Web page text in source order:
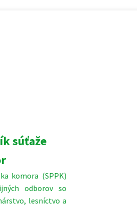
súťaže
komora (SPPK)
odborov so
lesníctvo a